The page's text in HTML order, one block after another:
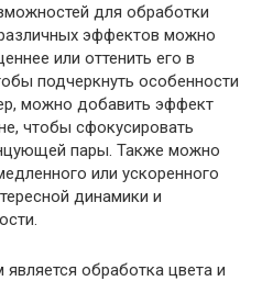
для обработки
эффектов можно
или оттенить его в
подчеркнуть особенности
можно добавить эффект
чтобы сфокусировать
пары. Также можно
или ускоренного
динамики и
обработка цвета и